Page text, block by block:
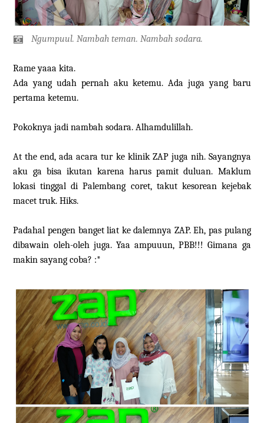
Ngumpuul. Nambah teman. Nambah sodara.
Rame yaaa kita.
Ada yang udah pernah aku ketemu. Ada juga yang baru
pertama ketemu.
Pokoknya jadi nambah sodara. Alhamdulillah.
At the end, ada acara tur ke klinik ZAP juga nih. Sayangnya
aku ga bisa ikutan karena harus pamit duluan. Maklum
lokasi tinggal di Palembang coret, takut kesorean kejebak
macet truk. Hiks.
Padahal pengen banget liat ke dalemnya ZAP. Eh, pas pulang
dibawain oleh-oleh juga. Yaa ampuuun, PBB!!! Gimana ga
makin sayang coba? :*